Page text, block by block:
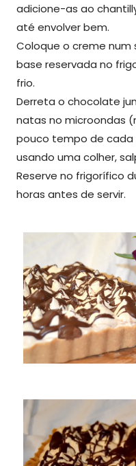
adicione-as ao
até envolver bem.
Coloque o creme
base reservada no
frio.
Derreta o chocolate
natas no microondas
pouco tempo de cada
usando uma colher,
Reserve no frigorífico
horas antes de servir.